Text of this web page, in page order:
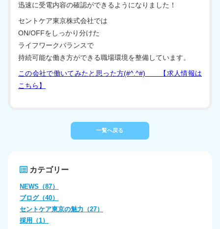
迅速に受電内容の確認ができるようになりました！
セントケア東京株式会社では
ON/OFFをしっかり分けた
ライフワークバランスで
持続可能な働き方ができる職場環境を整備しています。
この会社で働いてみたと思った方(#^.^#) 【求人情報は
こちら】
一覧へ戻る
カテゴリー
NEWS（87）
ブログ（40）
セントケア東京の魅力（27）
採用（1）